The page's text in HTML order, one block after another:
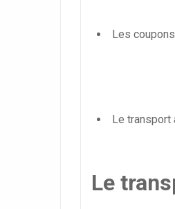
Les
Le transport
Le